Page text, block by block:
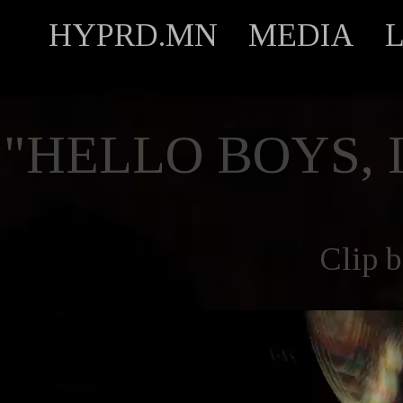
HYPRD.MN MEDIA
"HELLO
Clip